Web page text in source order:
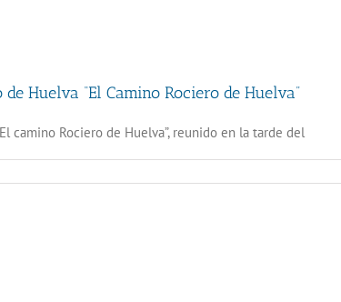
Huelva “El Camino Rociero de Huelva”
camino Rociero de Huelva”, reunido en la tarde del